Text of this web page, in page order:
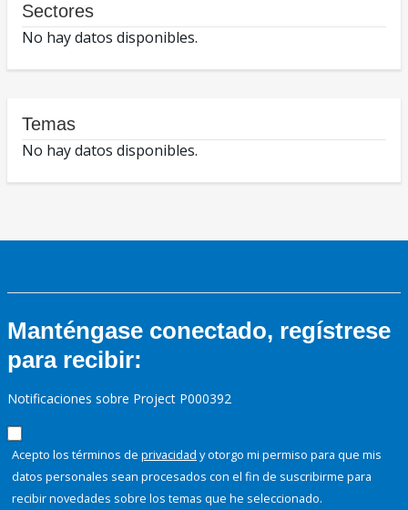
Sectores
No hay datos disponibles.
Temas
No hay datos disponibles.
Manténgase conectado, regístrese
para recibir:
Notificaciones sobre Project P000392
Acepto los términos de privacidad y otorgo mi permiso para que mis
datos personales sean procesados con el fin de suscribirme para
recibir novedades sobre los temas que he seleccionado.